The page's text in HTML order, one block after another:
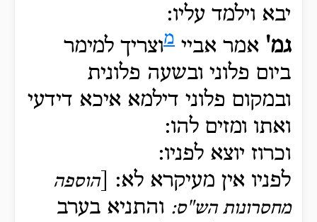
יבא וילמד עליו:
גמ' אמר אביי מוצריך למימר
ביום פלוני ובשעה פלונית
ובמקום פלוני דילמא איכא דידעי
ואתו ומזים להו:
וכרוז יוצא לפניו:
לפניו אין מעיקרא לא: [הוספה
מחסרונות הש"ס: והתניא בערב